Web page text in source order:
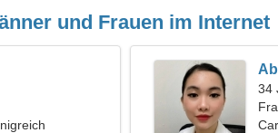
und Frauen im Internet
34